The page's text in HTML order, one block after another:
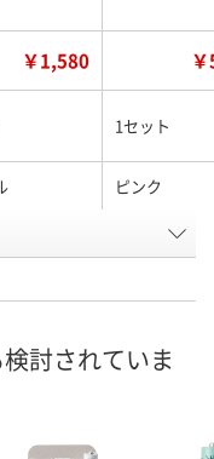
￥1,580
1セット
ピンク
+充電器 充電池20本+
RJ46091
あり
討されていま